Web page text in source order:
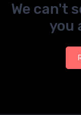
We can't
you